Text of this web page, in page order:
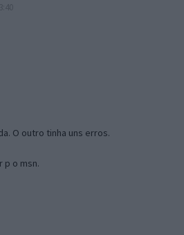
O outro tinha uns erros.
p o msn.